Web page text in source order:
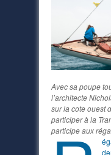
Avec sa poupe
l’architecte
sur la cote ouest
participer à la
participe aux